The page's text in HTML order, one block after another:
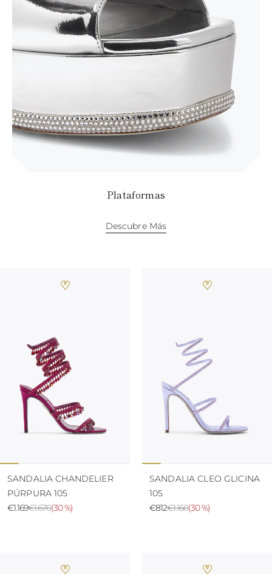
Plataformas
Descubre Más
SANDALIA CHANDELIER
PÚRPURA 105
€1.670
€1.169 (30 %)
SANDALIA CLEO GLICINA
105
€1.160
€812 (30 %)